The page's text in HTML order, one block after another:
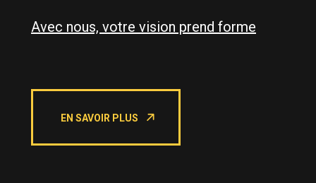
Avec nous, votre vision prend forme
EN SAVOIR PLUS